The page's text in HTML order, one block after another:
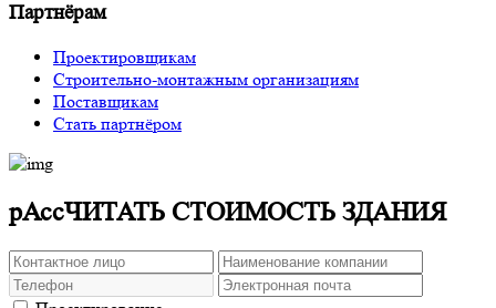
Партнёрам
Проектировщикам
Строительно-монтажным организациям
Поставщикам
Стать партнёром
рАссЧИТАТЬ СТОИМОСТЬ ЗДАНИЯ